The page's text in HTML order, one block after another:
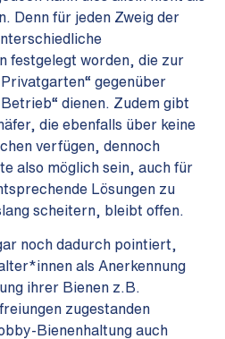
Denn für jeden Zweig der
festgelegt worden, die zur
gegenüber
dienen. Zudem gibt
die ebenfalls über keine
verfügen, dennoch
also möglich sein, auch für
Lösungen zu
scheitern, bleibt offen.
noch dadurch pointiert,
als Anerkennung
ihrer Bienen z.B.
zugestanden
Bienenhaltung auch